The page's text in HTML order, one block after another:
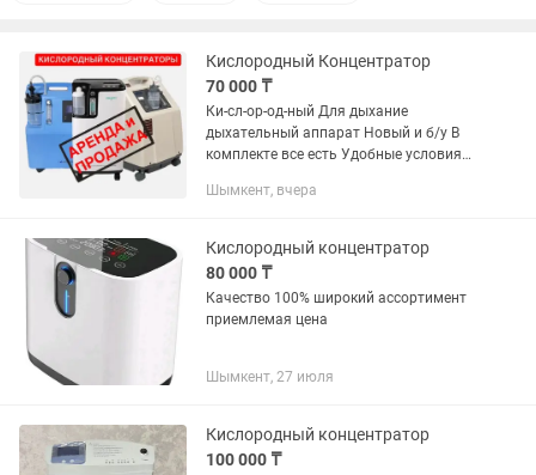
Кислородный Концентратор
70 000 ₸
Ки-сл-ор-од-ный Для дыхание
дыхательный аппарат Новый и б/у В
комплекте все есть Удобные условия
Подробнее по телефону звоните Ко-нц-
Шымкент, вчера
Кислородный концентратор
80 000 ₸
Качество 100% широкий ассортимент
приемлемая цена
Шымкент, 27 июля
Кислородный концентратор
100 000 ₸